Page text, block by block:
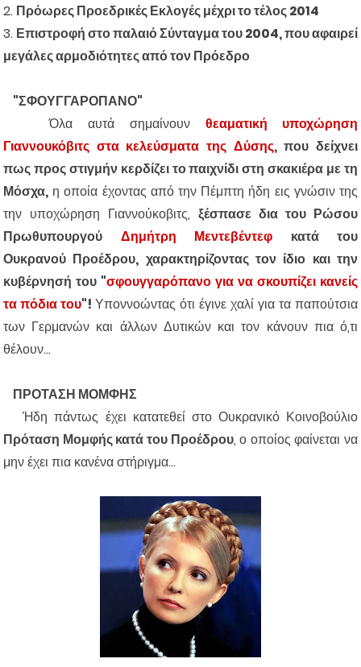
2. Πρόωρες Προεδρικές Εκλογές μέχρι το τέλος 2014
3. Επιστροφή στο παλαιό Σύνταγμα του 2004, που αφαιρεί
μεγάλες αρμοδιότητες από τον Πρόεδρο
"ΣΦΟΥΓΓΑΡΟΠΑΝΟ"
Όλα αυτά σημαίνουν θεαματική υποχώρηση
Γιαννουκόβιτς στα κελεύσματα της Δύσης, που δείχνει
πως προς στιγμήν κερδίζει το παιχνίδι στη σκακιέρα με τη
Μόσχα, η οποία έχοντας από την Πέμπτη ήδη εις γνώσιν της
την υποχώρηση Γιαννούκοβιτς, ξέσπασε δια του Ρώσου
Πρωθυπουργού Δημήτρη Μεντεβέντεφ κατά του
Ουκρανού Προέδρου, χαρακτηρίζοντας τον ίδιο και την
κυβέρνησή του "σφουγγαρόπανο για να σκουπίζει κανείς
τα πόδια του"! Υποννοώντας ότι έγινε χαλί για τα παπούτσια
των Γερμανών και άλλων Δυτικών και τον κάνουν πια ό,τι
θέλουν...
ΠΡΟΤΑΣΗ ΜΟΜΦΗΣ
Ήδη πάντως έχει κατατεθεί στο Ουκρανικό Κοινοβούλιο
Πρόταση Μομφής κατά του Προέδρου, ο οποίος φαίνεται να
μην έχει πια κανένα στήριγμα...